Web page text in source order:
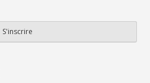
S'inscrire